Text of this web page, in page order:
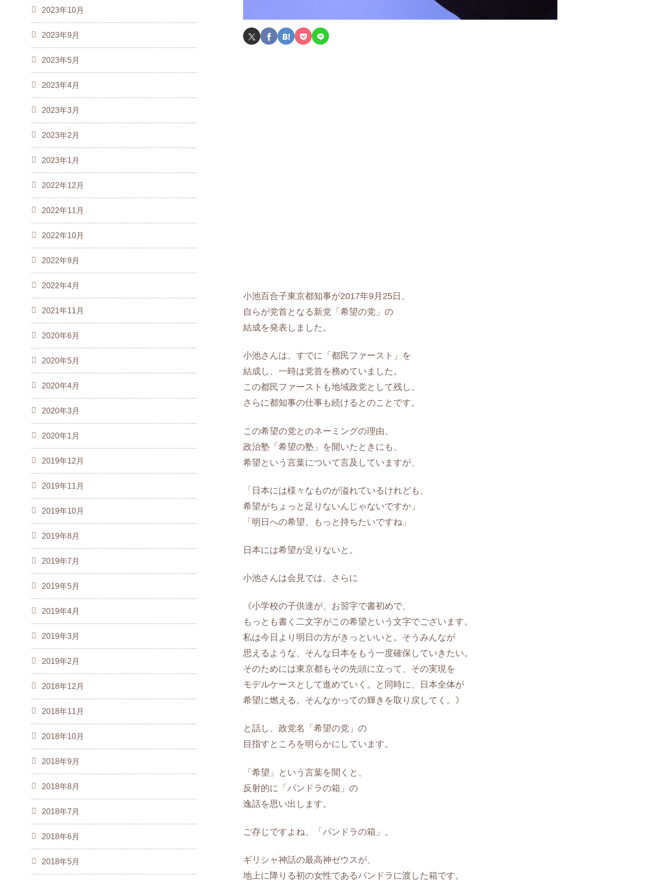
小池百合子東京都知事が2017年9月25日、
自らが党首となる新党「希望の党」の
結成を発表しました。
小池さんは、すでに「都民ファースト」を
結成し、一時は党首を務めていました。
この都民ファーストも地域政党として残し、
さらに都知事の仕事も続けるとのことです。
この希望の党とのネーミングの理由、
政治塾「希望の塾」を開いたときにも、
希望という言葉について言及していますが、
「日本には様々なものが溢れているけれども、
希望がちょっと足りないんじゃないですか」
「明日への希望、もっと持ちたいですね」
日本には希望が足りないと。
小池さんは会見では、さらに
《小学校の子供達が、お習字で書初めで、
もっとも書く二文字がこの希望という文字でございます。
私は今日より明日の方がきっといいと。そうみんなが
思えるような、そんな日本をもう一度確保していきたい。
そのためには東京都もその先頭に立って、その実現を
モデルケースとして進めていく。と同時に、日本全体が
希望に燃える。そんなかっての輝きを取り戻してく。》
と話し、政党名「希望の党」の
目指すところを明らかにしています。
「希望」という言葉を聞くと、
反射的に「パンドラの箱」の
逸話を思い出します。
ご存じですよね、「パンドラの箱」。
ギリシャ神話の最高神ゼウスが、
地上に降りる初の女性であるパンドラに渡した箱です。
2023年10月
2023年9月
2023年5月
2023年4月
2023年3月
2023年2月
2023年1月
2022年12月
2022年11月
2022年10月
2022年9月
2022年4月
2021年11月
2020年6月
2020年5月
2020年4月
2020年3月
2020年1月
2019年12月
2019年11月
2019年10月
2019年8月
2019年7月
2019年5月
2019年4月
2019年3月
2019年2月
2018年12月
2018年11月
2018年10月
2018年9月
2018年8月
2018年7月
2018年6月
2018年5月